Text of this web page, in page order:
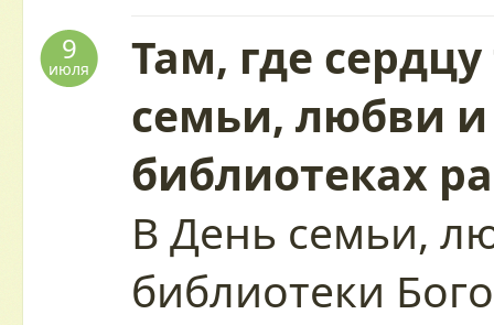
9
июля
Там, где
семьи, любви и
библиотеках
В День семьи,
библиотеки